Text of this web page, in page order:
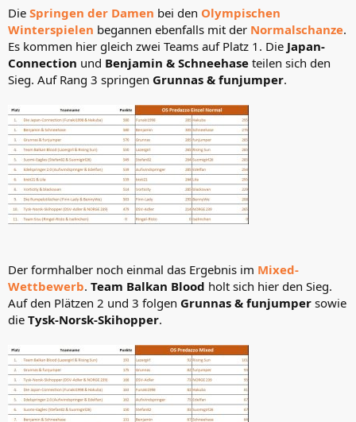
:
Die Springen der Damen bei den Olympischen
Winterspielen begannen ebenfalls mit der Normalschanze.
Es kommen hier gleich zwei Teams auf Platz 1. Die Japan-
Connection und Benjamin & Schneehase teilen sich den
Sieg. Auf Rang 3 springen Grunnas & funjumper.
Der formhalber noch einmal das Ergebnis im Mixed-
Wettbewerb. Team Balkan Blood holt sich hier den Sieg.
Auf den Plätzen 2 und 3 folgen Grunnas & funjumper sowie
die Tysk-Norsk-Skihopper.